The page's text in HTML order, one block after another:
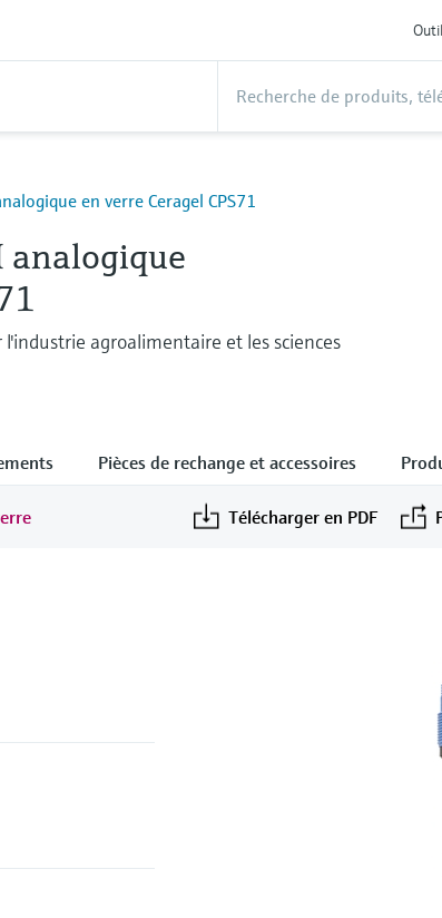
en verre Ceragel CPS71
analogique
agroalimentaire et les sciences
Pièces de rechange et accessoires
Télécharger en PDF